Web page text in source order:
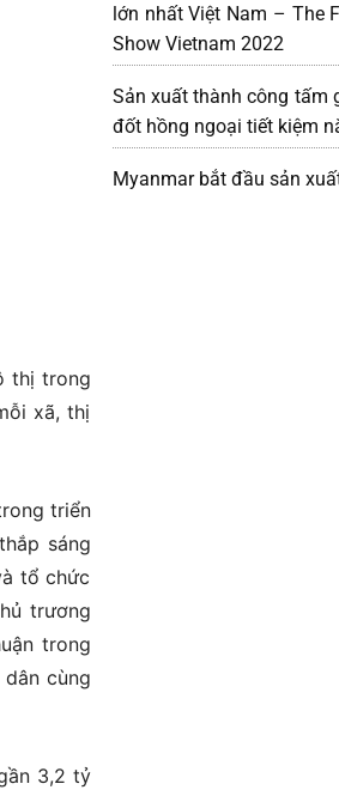
thị trong
xã, thị
triển
sáng
tổ chức
trương
trong
cùng
3,2 tỷ
lớn nhất Việt Nam – The
Show Vietnam 2022
Sản xuất thành công tấm
đốt hồng ngoại tiết kiệm
Myanmar bắt đầu sản